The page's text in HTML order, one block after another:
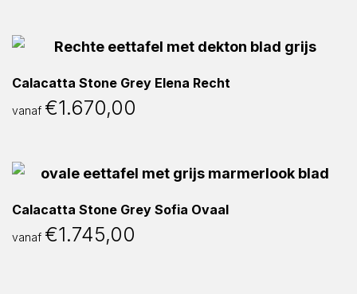
Calacatta Stone Grey Elena Recht
vanaf €1.670,00
Calacatta Stone Grey Sofia Ovaal
vanaf €1.745,00